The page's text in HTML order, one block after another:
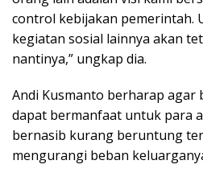
control kebijakan pemerintah.
kegiatan sosial lainnya akan
nantinya,” ungkap dia.
Andi Kusmanto berharap agar
dapat bermanfaat untuk para
bernasib kurang beruntung
mengurangi beban